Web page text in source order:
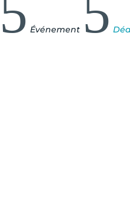
5 Événement 5